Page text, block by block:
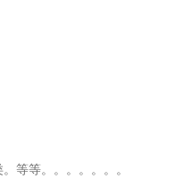
等等。。。。。。。